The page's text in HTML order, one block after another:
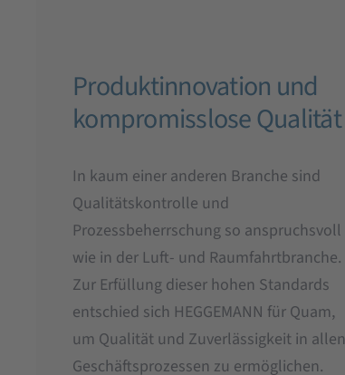
Produktinnovation und
kompromisslose Qualität
In kaum einer anderen Branche sind
Qualitätskontrolle und
Prozessbeherrschung so anspruchsvoll
wie in der Luft- und Raumfahrtbranche.
Zur Erfüllung dieser hohen Standards
entschied sich HEGGEMANN für Quam,
um Qualität und Zuverlässigkeit in allen
Geschäftsprozessen zu ermöglichen.